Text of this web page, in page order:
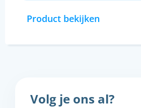
Product bekijken
Volg je ons al?